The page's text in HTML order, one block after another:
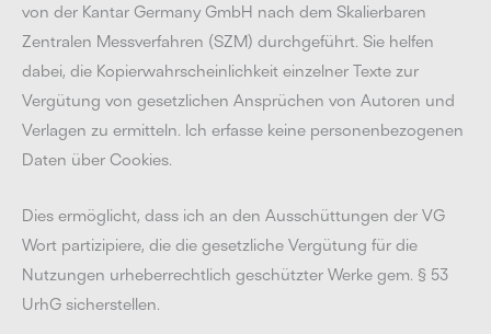
von der Kantar Germany GmbH nach dem Skalierbaren
Zentralen Messverfahren (SZM) durchgeführt. Sie helfen
dabei, die Kopierwahrscheinlichkeit einzelner Texte zur
Vergütung von gesetzlichen Ansprüchen von Autoren und
Verlagen zu ermitteln. Ich erfasse keine personenbezogenen
Daten über Cookies.
Dies ermöglicht, dass ich an den Ausschüttungen der VG
Wort partizipiere, die die gesetzliche Vergütung für die
Nutzungen urheberrechtlich geschützter Werke gem. § 53
UrhG sicherstellen.